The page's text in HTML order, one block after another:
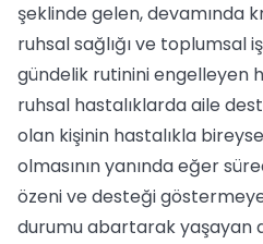
şeklinde gelen, devamında
ruhsal sağlığı ve toplumsal
gündelik rutinini engelleyen
ruhsal hastalıklarda aile
olan kişinin hastalıkla
olmasının yanında eğer
özeni ve desteği
durumu abartarak yaşayan